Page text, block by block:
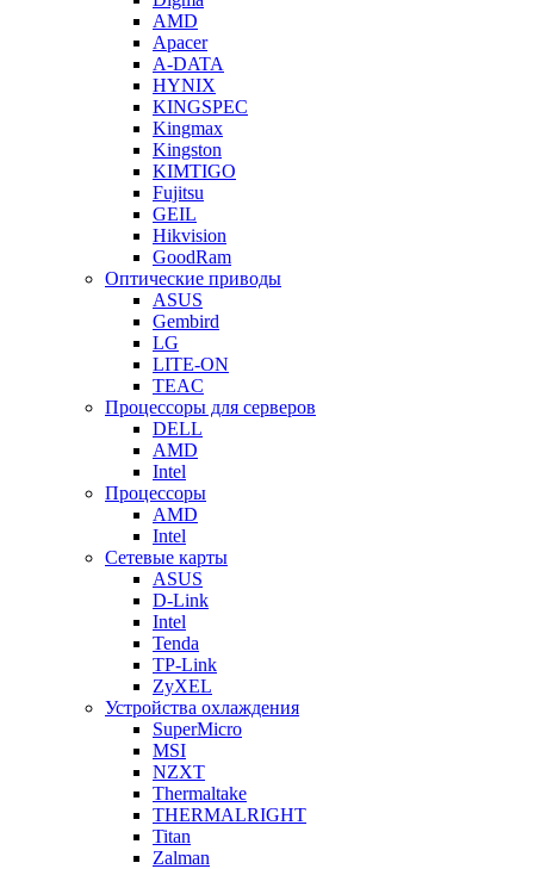
AMD
Apacer
A-DATA
HYNIX
KINGSPEC
Kingmax
Kingston
KIMTIGO
Fujitsu
GEIL
Hikvision
GoodRam
Оптические приводы
ASUS
Gembird
LG
LITE-ON
TEAC
Процессоры для серверов
DELL
AMD
Intel
Процессоры
AMD
Intel
Сетевые карты
ASUS
D-Link
Intel
Tenda
TP-Link
ZyXEL
Устройства охлаждения
SuperMicro
MSI
NZXT
Thermaltake
THERMALRIGHT
Titan
Zalman